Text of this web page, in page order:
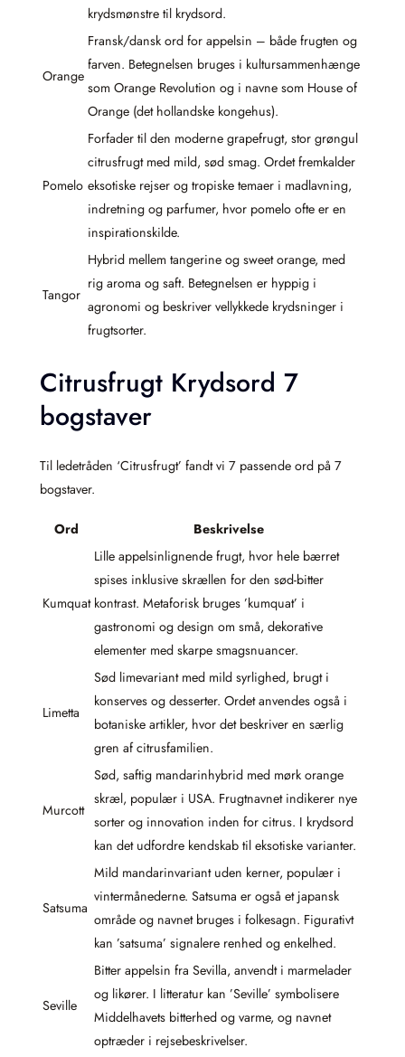
krydsmønstre til krydsord.
Orange
Fransk/dansk ord for appelsin – både frugten og
farven. Betegnelsen bruges i kultursammenhænge
som Orange Revolution og i navne som House of
Orange (det hollandske kongehus).
Pomelo
Forfader til den moderne grapefrugt, stor grøngul
citrusfrugt med mild, sød smag. Ordet fremkalder
eksotiske rejser og tropiske temaer i madlavning,
indretning og parfumer, hvor pomelo ofte er en
inspirationskilde.
Tangor
Hybrid mellem tangerine og sweet orange, med
rig aroma og saft. Betegnelsen er hyppig i
agronomi og beskriver vellykkede krydsninger i
frugtsorter.
Citrusfrugt Krydsord 7
bogstaver
Til ledetråden ‘Citrusfrugt’ fandt vi 7 passende ord på 7
bogstaver.
Ord Beskrivelse
Kumquat
Lille appelsinlignende frugt, hvor hele bærret
spises inklusive skrællen for den sød-bitter
kontrast. Metaforisk bruges ’kumquat’ i
gastronomi og design om små, dekorative
elementer med skarpe smagsnuancer.
Limetta
Sød limevariant med mild syrlighed, brugt i
konserves og desserter. Ordet anvendes også i
botaniske artikler, hvor det beskriver en særlig
gren af citrusfamilien.
Murcott
Sød, saftig mandarinhybrid med mørk orange
skræl, populær i USA. Frugtnavnet indikerer nye
sorter og innovation inden for citrus. I krydsord
kan det udfordre kendskab til eksotiske varianter.
Satsuma
Mild mandarinvariant uden kerner, populær i
vintermånederne. Satsuma er også et japansk
område og navnet bruges i folkesagn. Figurativt
kan ’satsuma’ signalere renhed og enkelhed.
Seville
Bitter appelsin fra Sevilla, anvendt i marmelader
og likører. I litteratur kan ’Seville’ symbolisere
Middelhavets bitterhed og varme, og navnet
optræder i rejsebeskrivelser.